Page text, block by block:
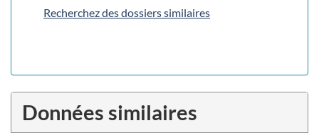
Recherchez des dossiers similaires
Données similaires